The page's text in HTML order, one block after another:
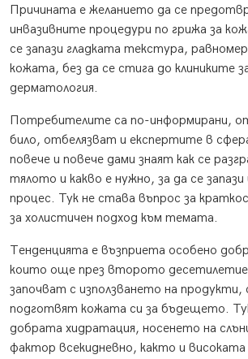
Причината е желанието да се
инвазивните процедури по грижа за
се запази гладката текстура,
кожата, без да се стига до клиниките
дерматология.
Потребителите са по-информирани,
било, отбелязват и експертите в
повече и повече дами знаят как се
тялото и какво е нужно, за да се
процес. Тук не става въпрос за
за холистичен подход към темата.
Тенденцията е възприета особено
които още през второто
започват с използването на продукти,
подготвят кожата си за бъдещето.
добрата хидратация, носенето на
фактор всекидневно, както и високата